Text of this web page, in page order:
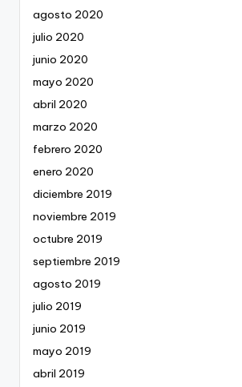
agosto 2020
julio 2020
junio 2020
mayo 2020
abril 2020
marzo 2020
febrero 2020
enero 2020
diciembre 2019
noviembre 2019
octubre 2019
septiembre 2019
agosto 2019
julio 2019
junio 2019
mayo 2019
abril 2019